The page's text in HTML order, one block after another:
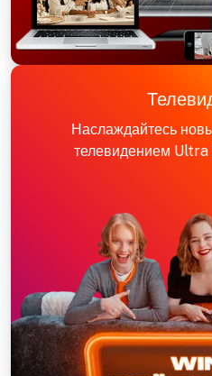
Наслаждайтесь
телевидением Ultra